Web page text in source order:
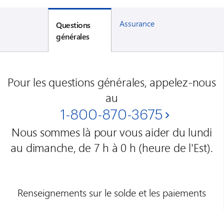
Questions
générales
Assurance
Pour les questions générales, appelez-nous
au
1-800-870-3675
Nous sommes là pour vous aider du lundi
au dimanche, de 7 h à 0 h (heure de l'Est).
Renseignements sur le solde et les paiements